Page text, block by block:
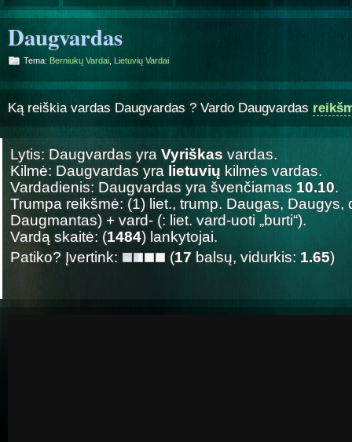
Daugvardas
Tema: Berniukų Vardai Lietuvių Vardai
Ką reiškia vardas Daugvardas ? Vardo Daugvardas
Lytis: Daugvardas yra Vyriškas vardas.
Kilmė: Daugvardas yra lietuvių kilmės vardas.
Vardadienis: Daugvardas yra švenčiamas 10.10.
Trumpa reikšmė: (1) liet., trump. Daugas, Daugys,
Daugmantas) + vard- (: liet. vard-uoti „burti“).
Vardą skaitė: (1484) lankytojai.
Patiko? Įvertink:
(17 balsų, vidurkis: 1.65)